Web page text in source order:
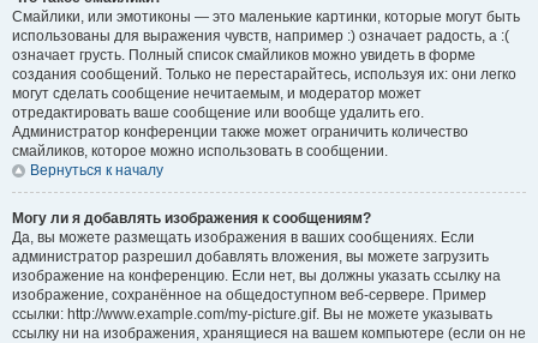
Смайлики, или эмотиконы — это маленькие картинки, которые могут быть
использованы для выражения чувств, например :) означает радость, а :(
означает грусть. Полный список смайликов можно увидеть в форме
создания сообщений. Только не перестарайтесь, используя их: они легко
могут сделать сообщение нечитаемым, и модератор может
отредактировать ваше сообщение или вообще удалить его.
Администратор конференции также может ограничить количество
смайликов, которое можно использовать в сообщении.
Вернуться к началу
Могу ли я добавлять изображения к сообщениям?
Да, вы можете размещать изображения в ваших сообщениях. Если
администратор разрешил добавлять вложения, вы можете загрузить
изображение на конференцию. Если нет, вы должны указать ссылку на
изображение, сохранённое на общедоступном веб-сервере. Пример
ссылки: http://www.example.com/my-picture.gif. Вы не можете указывать
ссылку ни на изображения, хранящиеся на вашем компьютере (если он не